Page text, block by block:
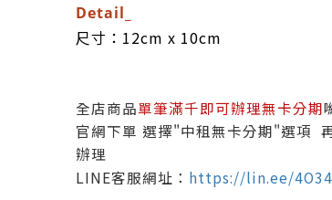
Detail_
尺寸：12cm x 10cm
全店商品單筆滿千即可辦理無卡分期
官網下單 選擇"中租無卡分期"選項
辦理
LINE客服網址： https://lin.ee/